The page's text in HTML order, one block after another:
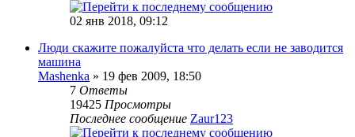
02 янв 2018, 09:12
Люди скажите пожалуйста что делать если не заводится
машина
Mashenka » 19 фев 2009, 18:50
7 Ответы
19425 Просмотры
Последнее сообщение Zaur123